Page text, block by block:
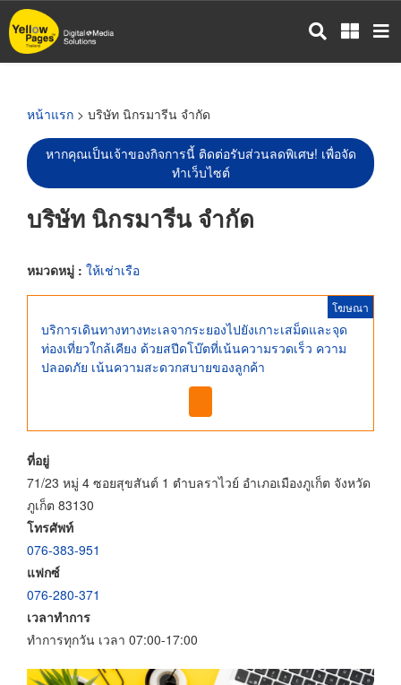
ข้าม
ไป
หน้าแรก > บริษัท นิกรมารีน จำกัด
หากคุณเป็นเจ้าของกิจการนี้ ติดต่อรับส่วนลดพิเศษ! เพื่อจัด
ทำเว็บไซต์
บริษัท นิกรมารีน จำกัด
หมวดหมู่ : ให้เช่าเรือ
โฆษณา
บริการเดินทางทางทะเลจากระยองไปยังเกาะเสม็ดและจุด
ท่องเที่ยวใกล้เคียง ด้วยสปีดโบ๊ตที่เน้นความรวดเร็ว ความ
ปลอดภัย เน้นความสะดวกสบายของลูกค้า
ที่อยู่
71/23 หมู่ 4 ซอยสุขสันต์ 1 ตำบลราไวย์ อำเภอเมืองภูเก็ต จังหวัด
ภูเก็ต 83130
โทรศัพท์
076-383-951
แฟกซ์
076-280-371
เวลาทำการ
ทำการทุกวัน เวลา 07:00-17:00